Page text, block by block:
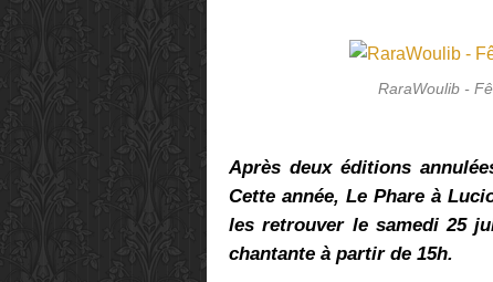
RaraWoulib -
Après deux éditions
Cette année, Le Phare à
les retrouver le samedi 25
chantante à partir de 15h.